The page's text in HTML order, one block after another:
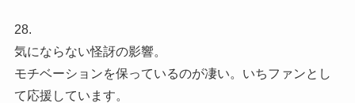
28.
気にならない怪訝の影響。
モチベーションを保っているのが凄い。いちファンとし
て応援しています。